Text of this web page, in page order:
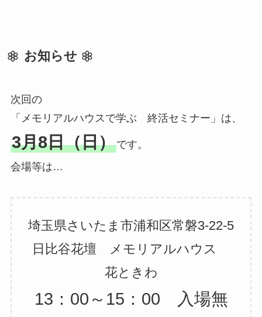
お知らせ
次回の
「メモリアルハウスで学ぶ 終活セミナー」は、
3月8日（日）です。
会場等は…
埼玉県さいたま市浦和区常磐3-22-5
日比谷花壇 メモリアルハウス
花ときわ
13：00～15：00 入場無